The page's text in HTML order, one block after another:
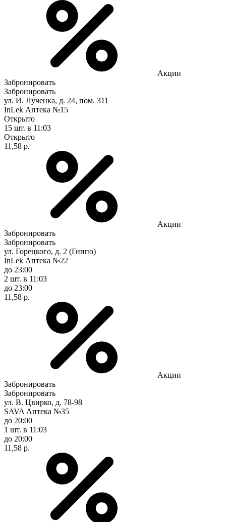
Акции
Забронировать
Забронировать
ул. И. Лученка, д. 24, пом. 311
InLek Аптека №15
Открыто
15 шт. в 11:03
Открыто
11,58 р.
Акции
Забронировать
Забронировать
ул. Горецкого, д. 2 (Гиппо)
InLek Аптека №22
до 23:00
2 шт. в 11:03
до 23:00
11,58 р.
Акции
Забронировать
Забронировать
ул. В. Цвирко, д. 78-98
SAVA Аптека №35
до 20:00
1 шт. в 11:03
до 20:00
11,58 р.